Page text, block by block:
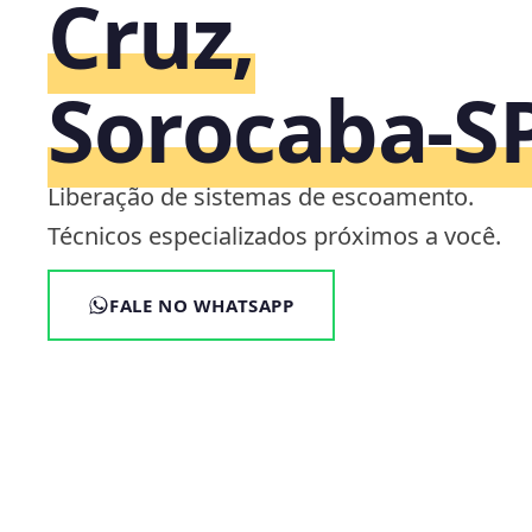
Cruz,
Liberação de sistemas de escoamento.
Técnicos especializados próximos a você.
FALE NO WHATSAPP